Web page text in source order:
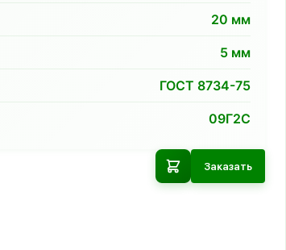
20 мм
5мм
ГОСТ 8734-75
09Г2С
Заказать